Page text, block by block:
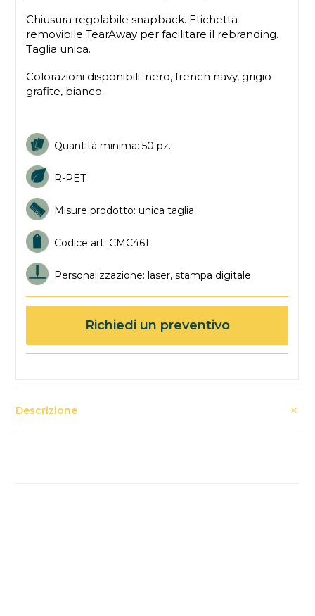
Chiusura regolabile snapback. Etichetta
removibile TearAway per facilitare il rebranding.
Taglia unica.
Colorazioni disponibili: nero, french navy, grigio
grafite, bianco.
Quantità minima: 50 pz.
R-PET
Misure prodotto: unica taglia
Codice art. CMC461
Personalizzazione: laser, stampa digitale
Richiedi un preventivo
Descrizione